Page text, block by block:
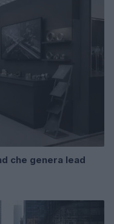
che genera lead